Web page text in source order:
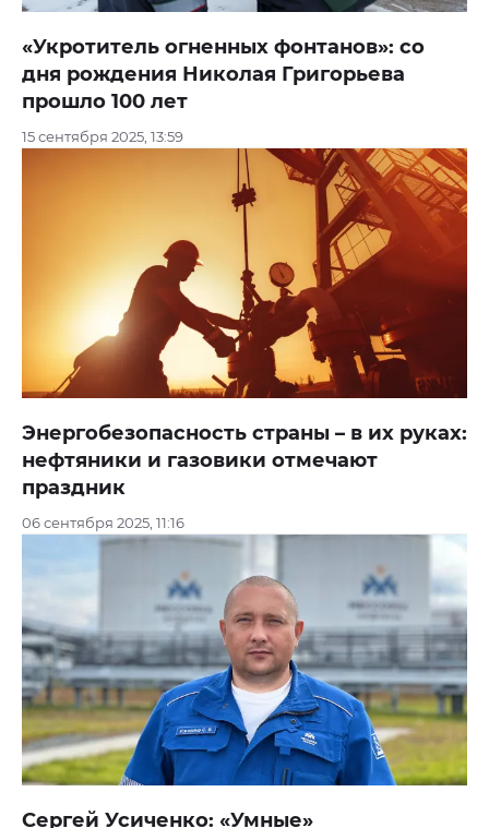
«Укротитель огненных фонтанов»: со
дня рождения Николая Григорьева
прошло 100 лет
15 сентября 2025, 13:59
Энергобезопасность страны – в их руках:
нефтяники и газовики отмечают
праздник
06 сентября 2025, 11:16
Сергей Усиченко: «Умные»